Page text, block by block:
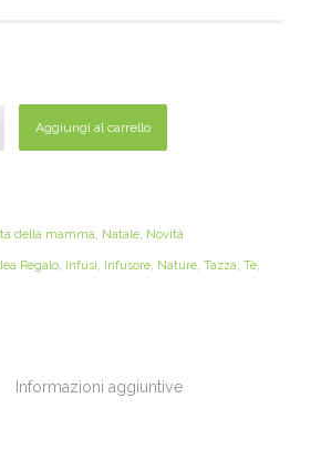
Aggiungi al carrello
della mamma, Natale, Novità
Regalo, Infusi, Infusore, Nature, Tazza, Tè,
Informazioni aggiuntive